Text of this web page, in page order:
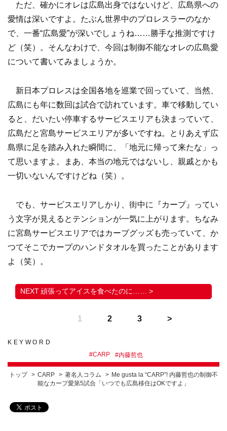
ただ、確かにオレは広島出身ではないけど、広島県への
愛情は深いですよ。たぶん世界中のプロレスラーのなか
で、一番“広島愛”が深いでしょうね……勝手な推測ですけ
ど（笑）。そんなわけで、今回は制御不能なオレの広島愛
について書いてみましょうか。
新日本プロレスは全国各地を巡業で回っていて、当然、
広島にも年に数回は試合で訪れています。車で移動してい
ると、だいたい停車するサービスエリアも決まっていて、
広島だと宮島サービスエリアが多いですね。とりあえず広
島県に足を踏み入れた瞬間に、「地元に帰って来たな」っ
て思いますよ。まあ、本当の地元ではないし、親戚とかも
一切いないんですけどね（笑）。
でも、サービスエリアしかり、街中に『カープ』ってい
う文字が見えるとテンションが一気に上がります。ちなみ
に宮島サービスエリアではカープグッズも売っていて、か
つてそこでカープのハンドタオルを買ったことがあります
よ（笑）。
頑張ってアイスを食べたのに…… >
1 2 3
KEYWORD
#CARP #内藤哲也
トップ CARP 著名人コラム
Me gusta la “CARP”! 内藤哲也の制御不
能なカープ愛第5試合「いつでも広島移住はOKですよ」